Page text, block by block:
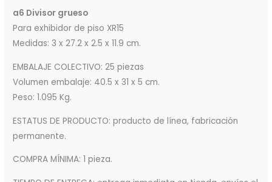
a6 Divisor grueso
Para exhibidor de piso XR15
Medidas: 3 x 27.2 x 2.5 x 11.9 cm.
EMBALAJE COLECTIVO: 25 piezas
Volumen embalaje: 40.5 x 31 x 5 cm.
Peso: 1.095 Kg.
ESTATUS DE PRODUCTO: producto de línea, fabricación
permanente.
COMPRA MÍNIMA: 1 pieza.